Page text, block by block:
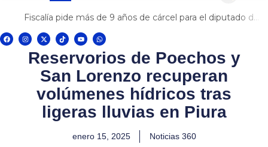
Fiscalía pide más de 9 años de cárcel para el diputado de oposición Harvey Colchado
F
a
c
I
n
s
X
-
t
w
i
t
e
T
i
k
t
o
Y
o
u
t
u
W
h
a
t
p
p
Reservorios de Poechos y
San Lorenzo recuperan
volúmenes hídricos tras
ligeras lluvias en Piura
enero 15, 2025 Noticias 360